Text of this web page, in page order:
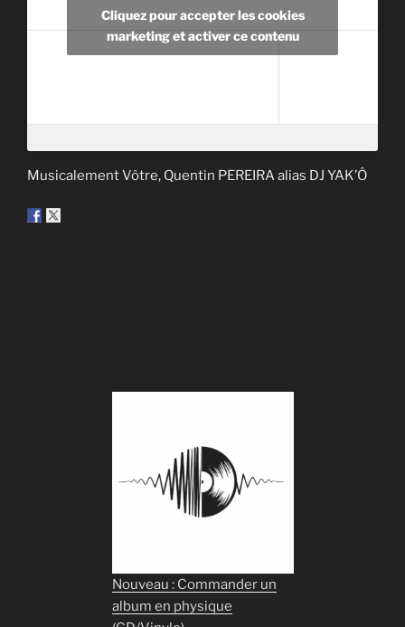
Cliquez pour accepter les cookies
marketing et activer ce contenu
Musicalement Vôtre, Quentin PEREIRA alias DJ YAK’Ô
Nouveau : Commander un
album en physique